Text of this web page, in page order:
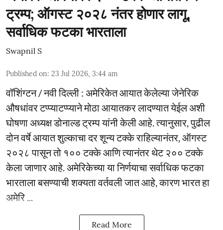
ट्रम्प; ऑगस्ट २०२८ नंतर होणार लागू,
सर्वाधिक फटका भारताला
Swapnil S
Published on: 23 Jul 2026, 3:44 am
वॉशिंग्टन / नवी दिल्ली : अमेरिकेत आयात केलेल्या जेनेरिक
औषधांवर टप्प्याटप्प्याने मोठा आयातकर लादण्यात येईल अशी
घोषणा अध्यक्ष डोनाल्ड ट्रम्प यांनी केली आहे. त्यानुसार, पुढील
दोन वर्षे आयात शुल्काचा दर शून्य टक्के राहिल्यानंतर, ऑगस्ट
२०२८ पासून तो १०० टक्के आणि त्यानंतर थेट २०० टक्के
केला जाणार आहे. अमेरिकेच्या या निर्णयाचा सर्वाधिक फटका
भारताला बसण्याची शक्यता वर्तवली जात आहे, कारण भारत हा
अमेरि ...
Read More